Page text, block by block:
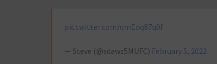
pic.twitter.com/qmEoq87q0f
— Steve (@sdaws5MUFC) February 5, 2022